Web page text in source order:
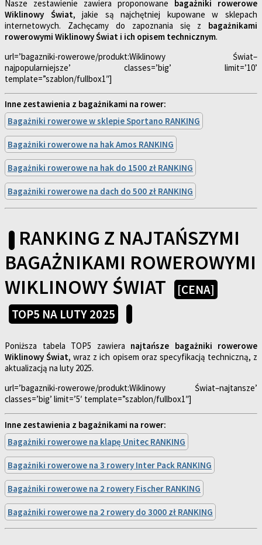
Nasze zestawienie zawiera proponowane
bagażniki rowerowe
Wiklinowy Świat, jakie są najchętniej kupowane w sklepach
internetowych. Zachęcamy do zapoznania się z bagażnikami
rowerowymi Wiklinowy Świat i ich opisem technicznym.
url=’bagazniki-rowerowe/produkt:Wiklinowy Świat–
najpopularniejsze’ classes=’big’ limit=’10’
template=”szablon/fullbox1″]
Inne zestawienia z bagażnikami na rower:
Bagażniki rowerowe w sklepie Sportano RANKING
Bagażniki rowerowe na hak Amos RANKING
Bagażniki rowerowe na hak do 1500 zł RANKING
Bagażniki rowerowe na dach do 500 zł RANKING
RANKING Z NAJTAŃSZYMI
BAGAŻNIKAMI ROWEROWYMI
WIKLINOWY ŚWIAT
[CENA]
TOP5 NA LUTY 2025
Poniższa tabela TOP5 zawiera najtańsze bagażniki rowerowe
Wiklinowy Świat, wraz z ich opisem oraz specyfikacją techniczną, z
aktualizacją na luty 2025.
url=’bagazniki-rowerowe/produkt:Wiklinowy Świat–najtansze’
classes=’big’ limit=’5′ template=”szablon/fullbox1″]
Inne zestawienia z bagażnikami na rower:
Bagażniki rowerowe na klapę Unitec RANKING
Bagażniki rowerowe na 3 rowery Inter Pack RANKING
Bagażniki rowerowe na 2 rowery Fischer RANKING
Bagażniki rowerowe na 2 rowery do 3000 zł RANKING